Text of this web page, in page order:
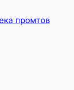
промтов